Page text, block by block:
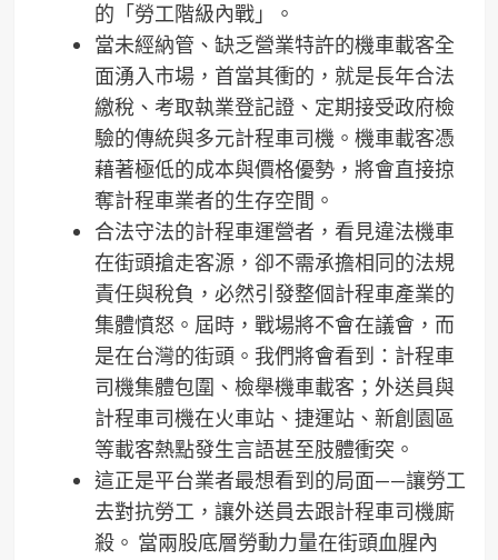
的「勞工階級內戰」。
當未經納管、缺乏營業特許的機車載客全
面湧入市場，首當其衝的，就是長年合法
繳稅、考取執業登記證、定期接受政府檢
驗的傳統與多元計程車司機。機車載客憑
藉著極低的成本與價格優勢，將會直接掠
奪計程車業者的生存空間。
合法守法的計程車運營者，看見違法機車
在街頭搶走客源，卻不需承擔相同的法規
責任與稅負，必然引發整個計程車產業的
集體憤怒。屆時，戰場將不會在議會，而
是在台灣的街頭。我們將會看到：計程車
司機集體包圍、檢舉機車載客；外送員與
計程車司機在火車站、捷運站、新創園區
等載客熱點發生言語甚至肢體衝突。
這正是平台業者最想看到的局面——讓勞工
去對抗勞工，讓外送員去跟計程車司機廝
殺。 當兩股底層勞動力量在街頭血腥內